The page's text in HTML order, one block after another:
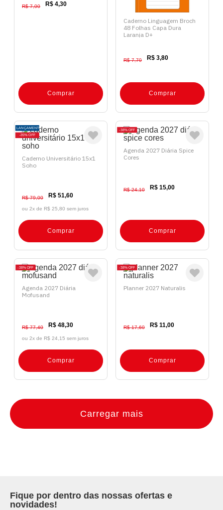
R$ 7,00 R$ 4,30
Comprar
Caderno Linguagem Broch
48 Folhas Capa Dura
Laranja D+
R$ 7,70 R$ 3,80
Comprar
LANÇAMENTO
35% OFF
Caderno Universitário 15x1
Soho
R$ 79,00 R$ 51,60
ou 2x de R$ 25,80 sem juros
Comprar
38% OFF
Agenda 2027 Diária Spice
Cores
R$ 24,10 R$ 15,00
Comprar
38% OFF
Agenda 2027 Diária
Mofusand
R$ 77,40 R$ 48,30
ou 2x de R$ 24,15 sem juros
Comprar
38% OFF
Planner 2027 Naturalis
R$ 17,60 R$ 11,00
Comprar
Carregar mais
Fique por dentro das nossas ofertas e
novidades!